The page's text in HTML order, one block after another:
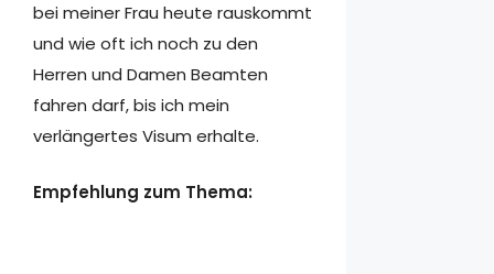
bei meiner Frau heute rauskommt
und wie oft ich noch zu den
Herren und Damen Beamten
fahren darf, bis ich mein
verlängertes Visum erhalte.
Empfehlung zum Thema: